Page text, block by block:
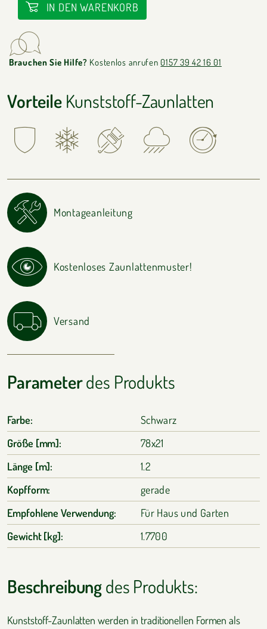
IN DEN WARENKORB
Brauchen Sie Hilfe? Kostenlos anrufen0157 39 42 16 01
VorteileKunststoff-Zaunlatten
Montageanleitung
Kostenloses Zaunlattenmuster!
Versand
Parameterdes Produkts
Farbe:
Schwarz
Größe [mm]:
78x21
Länge [m]:
1.2
Kopfform:
gerade
Empfohlene Verwendung:
Für Haus und Garten
Gewicht [kg]:
1.7700
Beschreibungdes Produkts:
Kunststoff-Zaunlatten werden in traditionellen Formen als